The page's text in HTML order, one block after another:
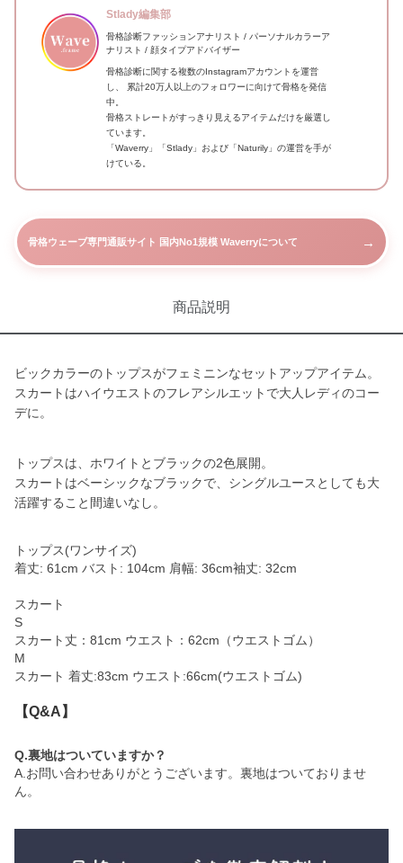
Stlady編集部
骨格診断ファッションアナリスト / パーソナルカラーア
ナリスト / 顔タイプアドバイザー
骨格診断に関する複数のInstagramアカウントを運営
し、 累計20万人以上のフォロワーに向けて骨格を発信
中。
骨格ストレートがすっきり見えるアイテムだけを厳選し
ています。
「Waverry」「Stlady」および「Naturily」の運営を手が
けている。
骨格ウェーブ専門通販サイト 国内No1規模 Waverryについて →
商品説明
ビックカラーのトップスがフェミニンなセットアップアイテム。
スカートはハイウエストのフレアシルエットで大人レディのコー
デに。
トップスは、ホワイトとブラックの2色展開。
スカートはベーシックなブラックで、シングルユースとしても大
活躍すること間違いなし。
トップス(ワンサイズ)
着丈: 61cm バスト: 104cm 肩幅: 36cm袖丈: 32cm
スカート
S
スカート丈：81cm ウエスト：62cm（ウエストゴム）
M
スカート 着丈:83cm ウエスト:66cm(ウエストゴム)
【Q&A】
Q.裏地はついていますか？
A.お問い合わせありがとうございます。裏地はついておりませ
ん。